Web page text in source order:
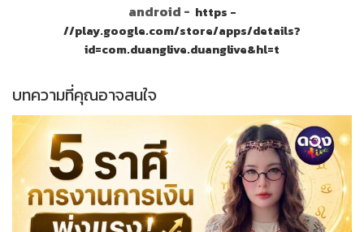
android - https -
//play.google.com/store/apps/details?
id=com.duanglive.duanglive&hl=t
บทความที่คุณอาจสนใจ